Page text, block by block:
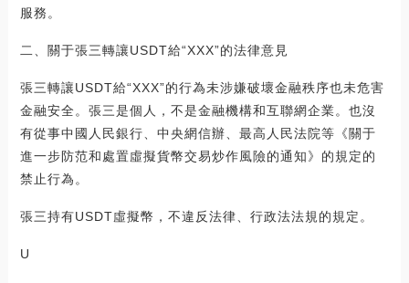
服務。
二、關于張三轉讓USDT給“XXX”的法律意見
張三轉讓USDT給“XXX”的行為未涉嫌破壞金融秩序也未危害
金融安全。張三是個人，不是金融機構和互聯網企業。也沒
有從事中國人民銀行、中央網信辦、最高人民法院等《關于
進一步防范和處置虛擬貨幣交易炒作風險的通知》的規定的
禁止行為。
張三持有USDT虛擬幣，不違反法律、行政法法規的規定。
U